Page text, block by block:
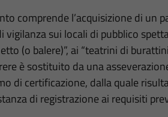
comprende l’acquisizione di un
vigilanza sui locali di pubblico
(o balere)”, ai “teatrini di
è sostituito da una
di certificazione, dalla quale
di registrazione ai requisiti